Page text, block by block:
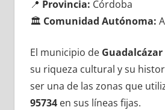
📍 Provincia: Córdoba
🏛️ Comunidad Autónoma:
El municipio dе Guadalcázar
su riqueza cultural у su
ser una dе las zonas quе
95734en sus líneas fijas.